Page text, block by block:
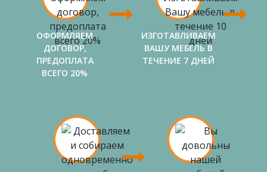
ОФОРМЛЯЕМ
ДОГОВОР,
ПРЕДОПЛАТА
ВСЕГО 20%
ИЗГОТАВЛИВАЕМ
ВАШУ МЕБЕЛЬ В
ТЕЧЕНИЕ 7 ДНЕЙ